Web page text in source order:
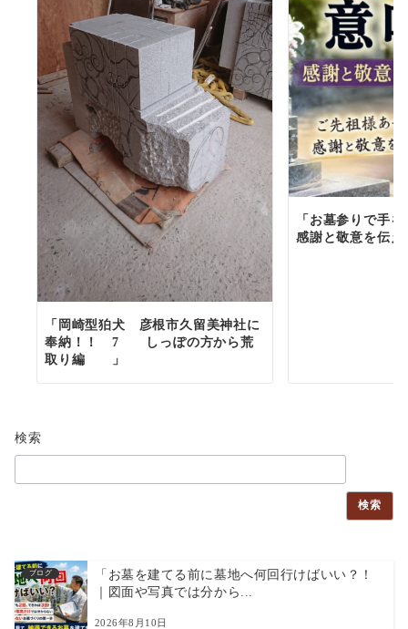
「岡崎型狛犬 彦根市久留美神社に
奉納！！ 7 しっぽの方から荒
取り編 」
「お墓参りで手
感謝と敬意を伝え
検索
検索
ブログ
「お墓を建てる前に墓地へ何回行けばいい？！
｜図面や写真では分から...
2026年8月10日